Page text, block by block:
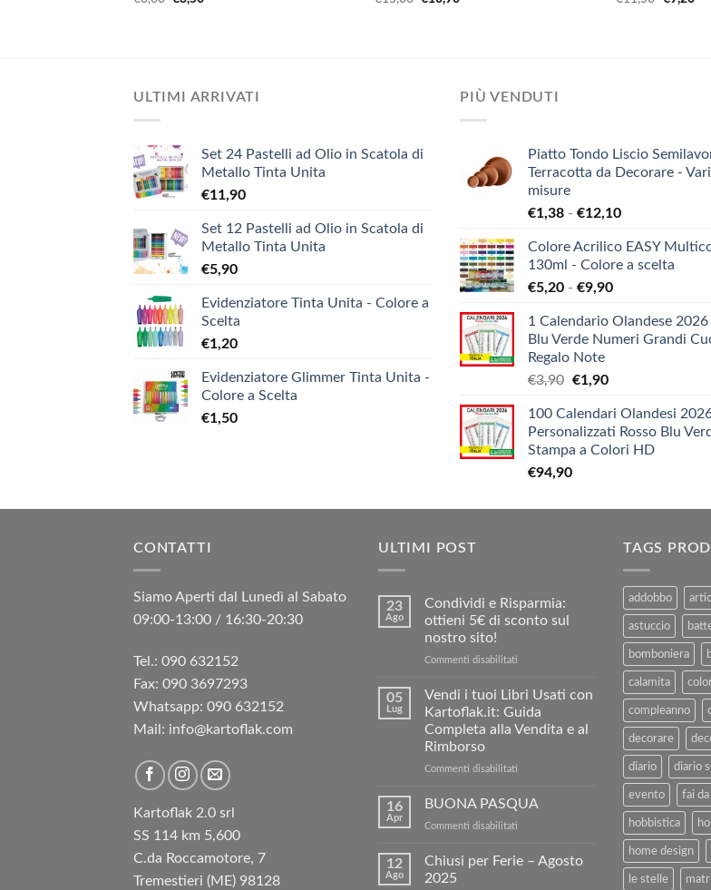
ULTIMI ARRIVATI
Set 24 Pastelli ad Olio in Scatola di
Metallo Tinta Unita
€11,90
Set 12 Pastelli ad Olio in Scatola di
Metallo Tinta Unita
€5,90
Evidenziatore Tinta Unita - Colore a
Scelta
€1,20
Evidenziatore Glimmer Tinta Unita -
Colore a Scelta
€1,50
PIÙ VENDUTI
Piatto Tondo Liscio
Terracotta da Decorare -
misure
€1,38 - €12,10Fascia
prezzo:
da
€12,10
Colore Acrilico EASY
130ml - Colore a scelta
€5,20 - €9,90Fascia
prezzo:
da
1 Calendario Olandese 2026
Blu Verde Numeri Grandi
Regalo Note
€3,90 Il
originale
era:
€3,90.
€1,90Il
attuale
è:
€1,90.
100 Calendari Olandesi
Personalizzati Rosso Blu
Stampa a Colori HD
€94,90
CONTATTI
Siamo Aperti dal Lunedì al Sabato
09:00-13:00 / 16:30-20:30
Tel.: 090 632152
Fax: 090 3697293‬
Whatsapp: 090 632152
Mail: info@kartoflak.com
Kartoflak 2.0 srl
SS 114 km 5,600
C.da Roccamotore, 7
Tremestieri (ME) 98128
ULTIMI POST
23
Ago
Condividi e Risparmia:
ottieni 5€ di sconto sul
nostro sito!
Commenti disabilitati
e
Risparmia:
5€
nostro
sito!
05
Lug
Vendi i tuoi Libri Usati con
Kartoflak.it: Guida
Completa alla Vendita e al
Rimborso
Commenti disabilitati
i
tuoi
con
16
Apr
BUONA PASQUA
Commenti disabilitati
PASQUA
12
Ago
Chiusi per Ferie – Agosto
2025
TAGS
addobbo
astuccio
bomboniera
calamita
compleanno
decorare
diario diario
evento fai
hobbistica
home design
le stelle